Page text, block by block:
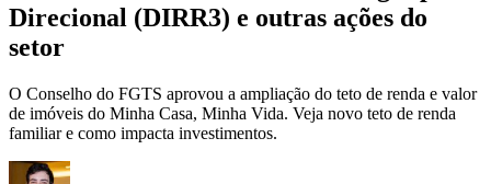
Direcional (DIRR3) e outras ações do
setor
O Conselho do FGTS aprovou a ampliação do teto de renda e valor
de imóveis do Minha Casa, Minha Vida. Veja novo teto de renda
familiar e como impacta investimentos.